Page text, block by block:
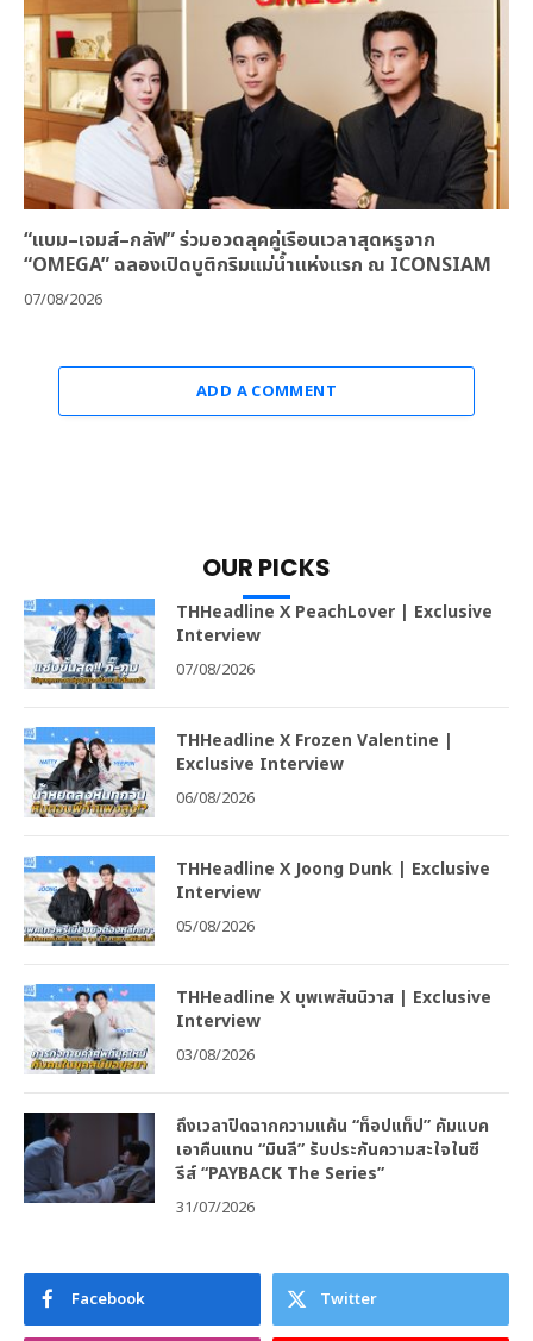
“แบม–เจมส์–กลัฟ” ร่วมอวดลุคคู่เรือนเวลาสุดหรูจาก
“OMEGA” ฉลองเปิดบูติกริมแม่น้ำแห่งแรก ณ ICONSIAM
07/08/2026
ADD A COMMENT
OUR PICKS
THHeadline X PeachLover | Exclusive
Interview
07/08/2026
THHeadline X Frozen Valentine |
Exclusive Interview
06/08/2026
THHeadline X Joong Dunk | Exclusive
Interview
05/08/2026
THHeadline X บุพเพสันนิวาส | Exclusive
Interview
03/08/2026
ถึงเวลาปิดฉากความแค้น “ท็อปแท็ป” คัมแบค
เอาคืนแทน “มินลี” รับประกันความสะใจในซี
รีส์ “PAYBACK The Series”
31/07/2026
Facebook Twitter